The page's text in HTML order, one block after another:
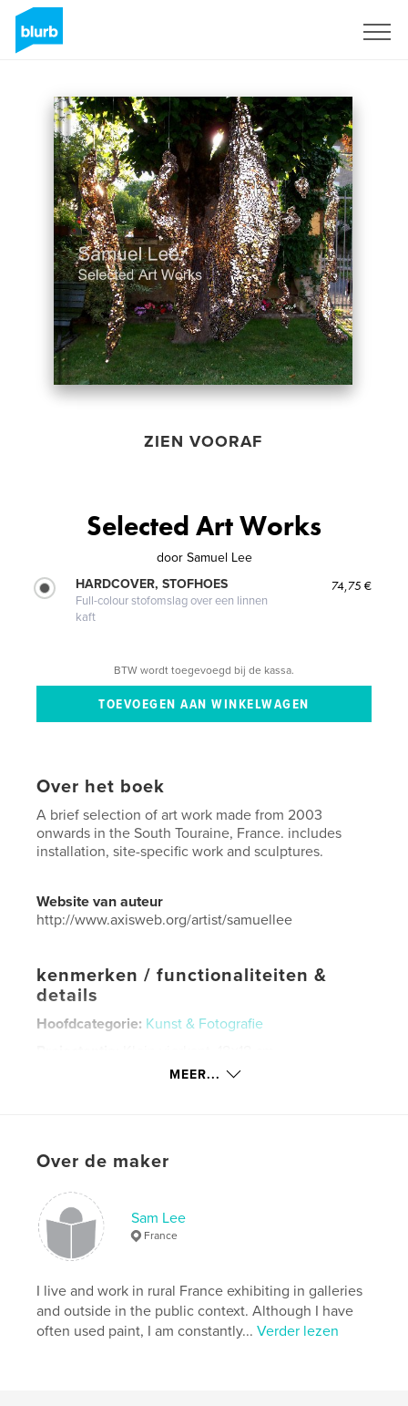
ZIEN VOORAF
Selected Art Works
door Samuel Lee
HARDCOVER, STOFHOES
Full-colour stofomslag over een linnen
kaft
74,75 €
BTW wordt toegevoegd bij de kassa.
Over het boek
A brief selection of art work made from 2003
onwards in the South Touraine, France. includes
installation, site-specific work and sculptures.
Website van auteur
http://www.axisweb.org/artist/samuellee
kenmerken / functionaliteiten &
details
Hoofdcategorie: Kunst & Fotografie
Datum publiceren:jun 04, 2013
TaalEnglish
Trefwoorden
art work
MEER...
Over de maker
Sam Lee
France
I live and work in rural France exhibiting in galleries
and outside in the public context. Although I have
often used paint, I am constantly...Verder lezen